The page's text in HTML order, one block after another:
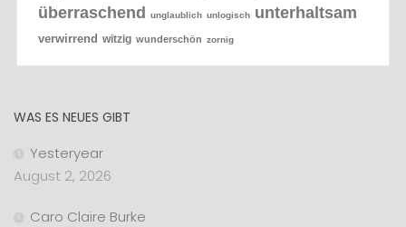
überraschend unglaublich unlogisch unterhaltsam
verwirrend witzig wunderschön zornig
WAS ES NEUES GIBT
Yesteryear
August 2, 2026
Caro Claire Burke